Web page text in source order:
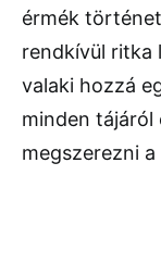
érmék
rendkívül ritka
valaki hozzá
minden
megszerezni